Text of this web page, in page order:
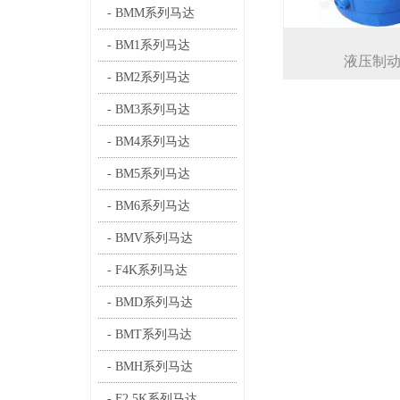
- BMM系列马达
- BM1系列马达
- BM2系列马达
- BM3系列马达
- BM4系列马达
- BM5系列马达
- BM6系列马达
- BMV系列马达
- F4K系列马达
- BMD系列马达
- BMT系列马达
- BMH系列马达
液压制